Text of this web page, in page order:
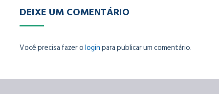
DEIXE UM COMENTÁRIO
Você precisa fazer ologinpara publicar um comentário.